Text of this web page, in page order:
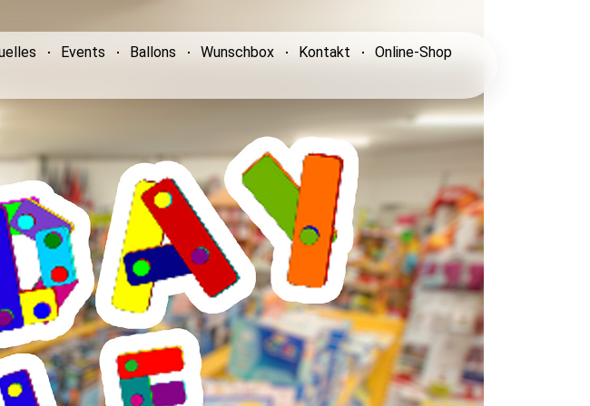
Events Ballons Wunschbox Kontakt Online-Shop